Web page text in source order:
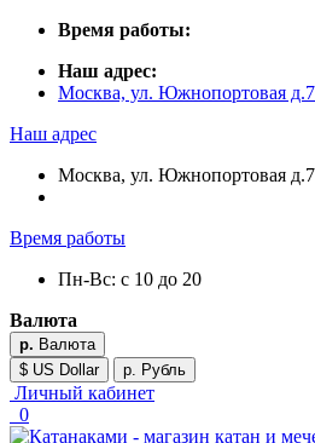
Время работы:
Наш адрес:
Москва, ул. Южнопортовая
Наш адрес
Москва, ул. Южнопортовая
Время работы
Пн-Вс: с 10 до 20
Валюта
р. Валюта
$ US Dollar
р. Рубль
Личный кабинет
0